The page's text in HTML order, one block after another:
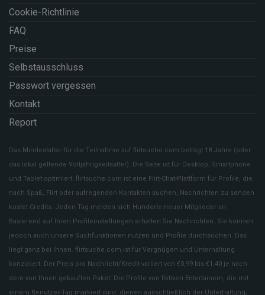
Cookie-Richtlinie
FAQ
Preise
Selbstausschluss
Passwort vergessen
Kontakt
Report
Das Mindestalter für die Teilnahme auf flirtsuche.com beträgt 18 Jahre (oder
das lokal geltende Volljährigkeitsalter). Die Seite ist für Desktop, Smartphone
und Tablet optimiert. flirtsuche.com ist eine Flirt-Chat-Plattform für Profile, die
nach Spaß, Flirt oder aufregenden Kontakten suchen, Nachrichten zu senden
kostet Credits. Jeden Tag melden sich Hunderte neuer Mitglieder an.
Basierend auf Ihren Profileinstellungen erhalten Sie Nachrichten. Sie können
jedoch auch unsere Suchfunktionen nutzen und Profile durchsuchen. Das
liegt ganz bei Ihnen. flirtsuche.com ist für Vergnügen und Unterhaltung
konzipiert. Der Preis pro Nachricht/Kredit variiert von €0,99 bis €1,40 je nach
dem von Ihnen gekauften Paket. Die Profile von fiktiven Entertainern, die mit
einem Benutzer-Tag markiert sind, dienen ausschließlich der Unterhaltung;